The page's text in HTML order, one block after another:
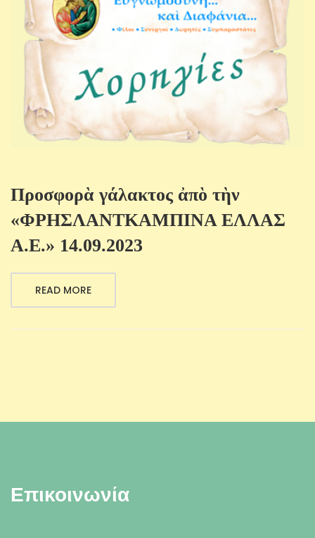
Προσφορὰ γάλακτος ἀπὸ τὴν
«ΦΡΗΣΛΑΝΤΚΑΜΠΙΝΑ ΕΛΛΑΣ
Α.Ε.» 14.09.2023
READ MORE
Επικοινωνία